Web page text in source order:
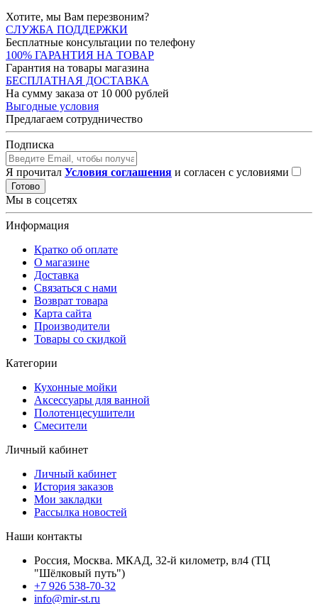
Хотите, мы Вам перезвоним?
СЛУЖБА ПОДДЕРЖКИ
Бесплатные консультации по телефону
100% ГАРАНТИЯ НА ТОВАР
Гарантия на товары магазина
БЕСПЛАТНАЯ ДОСТАВКА
На сумму заказа от 10 000 рублей
Выгодные условия
Предлагаем сотрудничество
Подписка
Я прочитал Условия соглашения и согласен с условиями
Готово
Мы в соцсетях
Информация
Кратко об оплате
О магазине
Доставка
Связаться с нами
Возврат товара
Карта сайта
Производители
Товары со скидкой
Категории
Кухонные мойки
Аксессуары для ванной
Полотенцесушители
Смесители
Личный кабинет
Личный кабинет
История заказов
Мои закладки
Рассылка новостей
Наши контакты
Россия, Москва. МКАД, 32-й километр, вл4 (ТЦ
"Шёлковый путь")
+7 926 538-70-32
info@mir-st.ru